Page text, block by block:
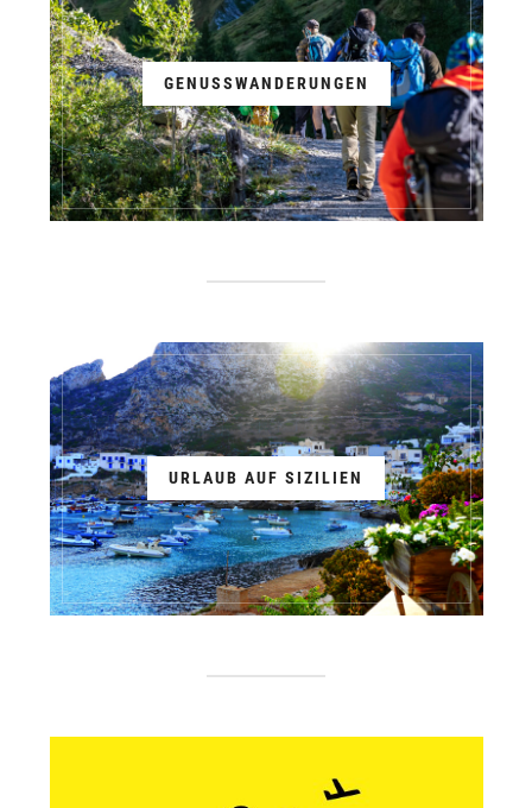
GENUSSWANDERUNGEN
URLAUB AUF SIZILIEN